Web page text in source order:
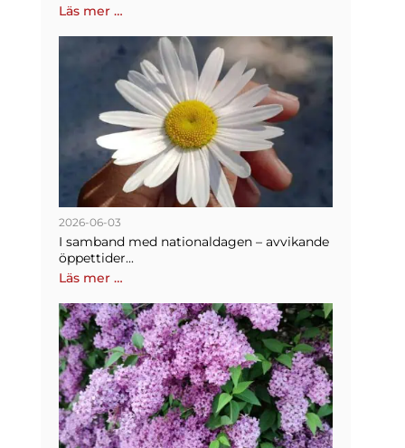
Läs mer …
2026-06-03
I samband med nationaldagen – avvikande
öppettider...
Läs mer …